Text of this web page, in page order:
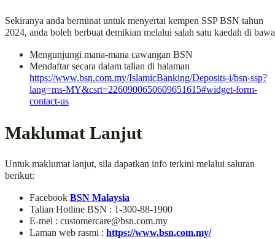
Sekiranya anda berminat untuk menyertai kempen SSP BSN tahun
2024, anda boleh berbuat demikian melalui salah satu kaedah di
Mengunjungi mana-mana cawangan BSN
Mendaftar secara dalam talian di halaman
https://www.bsn.com.my/IslamicBanking/Deposits-i/bsn-ssp?
lang=ms-MY&csrt=2260900650609651615#widget-form-
contact-us
Maklumat Lanjut
Untuk maklumat lanjut, sila dapatkan info terkini melalui saluran
berikut:
Facebook BSN Malaysia
Talian Hotline BSN : 1-300-88-1900
E-mel : customercare@bsn.com.my
Laman web rasmi : https://www.bsn.com.my/